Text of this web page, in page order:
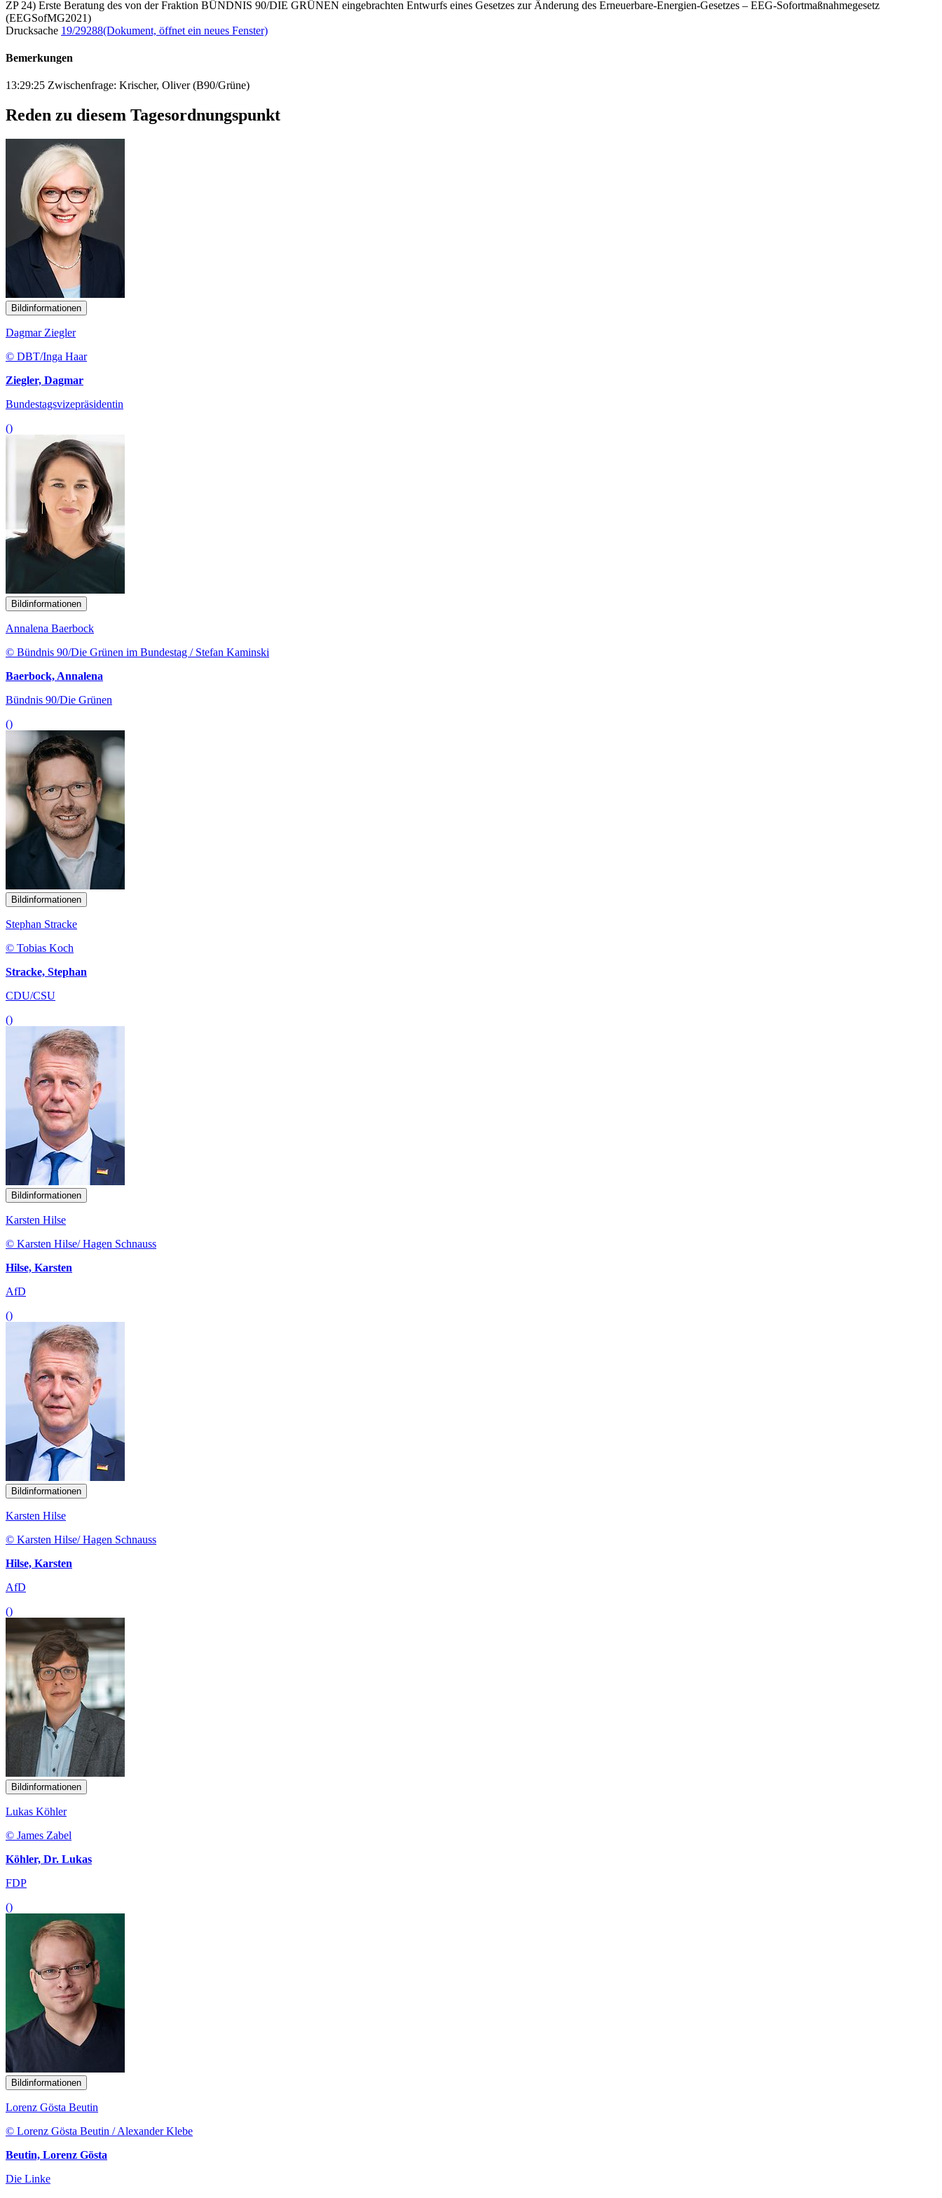
ZP 24) Erste Beratung des von der Fraktion BÜNDNIS 90/DIE GRÜNEN eingebrachten Entwurfs eines Gesetzes zur Änderung des Erneuerbare-Energien-Gesetzes – EEG-Sofortmaßnahmegesetz
(EEGSofMG2021)
Drucksache 19/29288(Dokument, öffnet ein neues Fenster)
Bemerkungen
13:29:25 Zwischenfrage: Krischer, Oliver (B90/Grüne)
Reden zu diesem Tagesordnungspunkt
Bildinformationen
Dagmar Ziegler
© DBT/Inga Haar
Ziegler, Dagmar
Bundestagsvizepräsidentin
()
Bildinformationen
Annalena Baerbock
© Bündnis 90/Die Grünen im Bundestag / Stefan Kaminski
Baerbock, Annalena
Bündnis 90/Die Grünen
()
Bildinformationen
Stephan Stracke
© Tobias Koch
Stracke, Stephan
CDU/CSU
()
Bildinformationen
Karsten Hilse
© Karsten Hilse/ Hagen Schnauss
Hilse, Karsten
AfD
()
Bildinformationen
Karsten Hilse
© Karsten Hilse/ Hagen Schnauss
Hilse, Karsten
AfD
()
Bildinformationen
Lukas Köhler
© James Zabel
Köhler, Dr. Lukas
FDP
()
Bildinformationen
Lorenz Gösta Beutin
© Lorenz Gösta Beutin / Alexander Klebe
Beutin, Lorenz Gösta
Die Linke